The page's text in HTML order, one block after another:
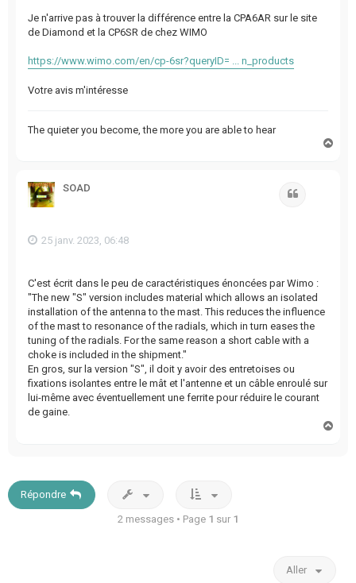
Je n'arrive pas à trouver la différence entre la CPA6AR sur le site
de Diamond et la CP6SR de chez WIMO
https://www.wimo.com/en/cp-6sr?queryID= ... n_products
Votre avis m'intéresse
The quieter you become, the more you are able to hear
SOAD
25 janv. 2023, 06:48
C'est écrit dans le peu de caractéristiques énoncées par Wimo :
"The new "S" version includes material which allows an isolated
installation of the antenna to the mast. This reduces the influence
of the mast to resonance of the radials, which in turn eases the
tuning of the radials. For the same reason a short cable with a
choke is included in the shipment."
En gros, sur la version "S", il doit y avoir des entretoises ou
fixations isolantes entre le mât et l'antenne et un câble enroulé sur
lui-même avec éventuellement une ferrite pour réduire le courant
de gaine.
Répondre
2 messages • Page 1 sur 1
Aller